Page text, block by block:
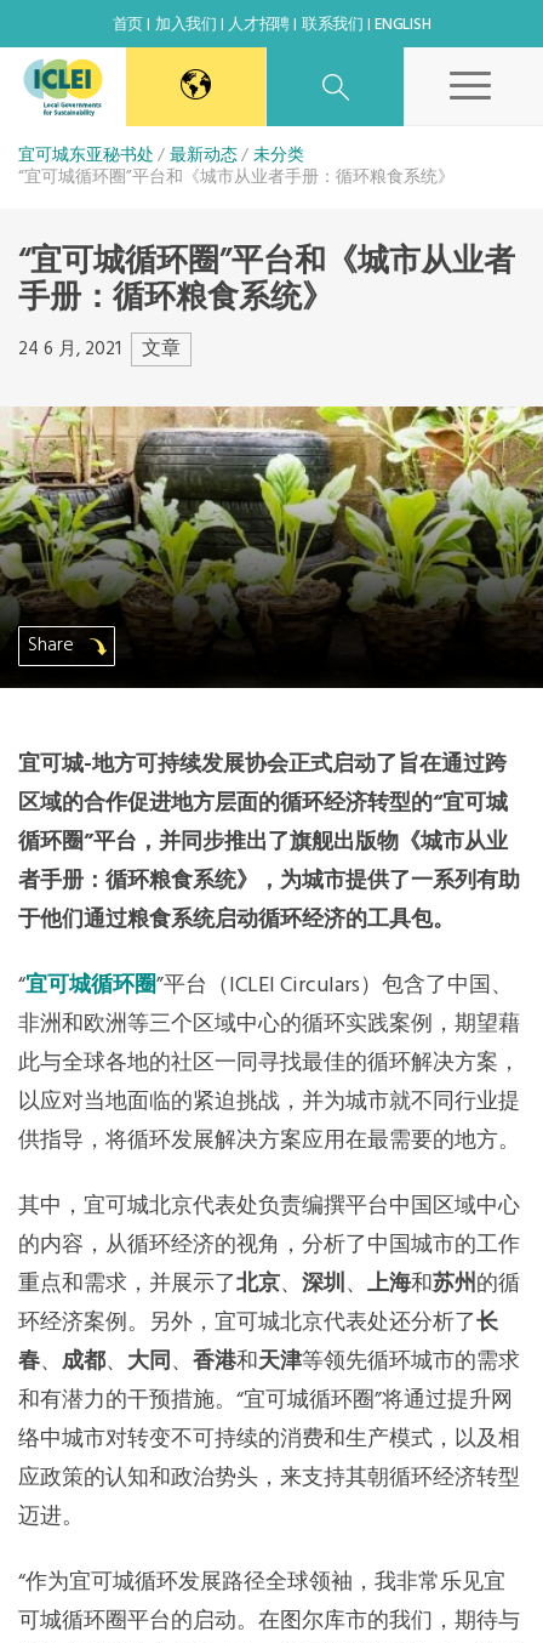
首页 加入我们 人才招聘 联系我们 ENGLISH
东亚秘书处
日本办公室
北京代表处
高雄能力建设中心
全球秘书处
非洲秘书处
欧洲秘书处
美国办公室
墨西哥、中美洲和加勒比海区秘书处
大洋洲秘书处
南美洲秘书处
南亚秘书处
东南亚秘书处
宜可城东亚秘书处 最新动态 未分类
“宜可城循环圈”平台和《城市从业者手册：循环粮食系统》
“宜可城循环圈”平台和《城市从业者
手册：循环粮食系统》
24 6 月, 2021 文章
Share
宜可城-地方可持续发展协会正式启动了旨在通过跨
区域的合作促进地方层面的循环经济转型的“宜可城
循环圈”平台，并同步推出了旗舰出版物《城市从业
者手册：循环粮食系统》，为城市提供了一系列有助
于他们通过粮食系统启动循环经济的工具包。
“宜可城循环圈”平台（ICLEI Circulars）包含了中国、
非洲和欧洲等三个区域中心的循环实践案例，期望藉
此与全球各地的社区一同寻找最佳的循环解决方案，
以应对当地面临的紧迫挑战，并为城市就不同行业提
供指导，将循环发展解决方案应用在最需要的地方。
其中，宜可城北京代表处负责编撰平台中国区域中心
的内容，从循环经济的视角，分析了中国城市的工作
重点和需求，并展示了北京、 深圳、 上海和苏州的循
环经济案例。另外，宜可城北京代表处还分析了长
春、 成都、 大同、 香港和天津等领先循环城市的需求
和有潜力的干预措施。“宜可城循环圈”将通过提升网
络中城市对转变不可持续的消费和生产模式，以及相
应政策的认知和政治势头，来支持其朝循环经济转型
迈进。
“作为宜可城循环发展路径全球领袖，我非常乐见宜
可城循环圈平台的启动。在图尔库市的我们，期待与